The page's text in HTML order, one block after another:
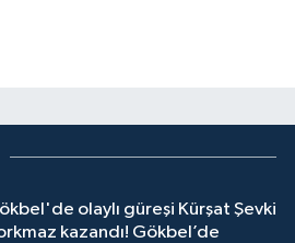
olaylı güreşi Kürşat Şevki
kazandı! Gökbel’de